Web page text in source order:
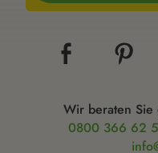
Wir beraten Sie
0800 366 62